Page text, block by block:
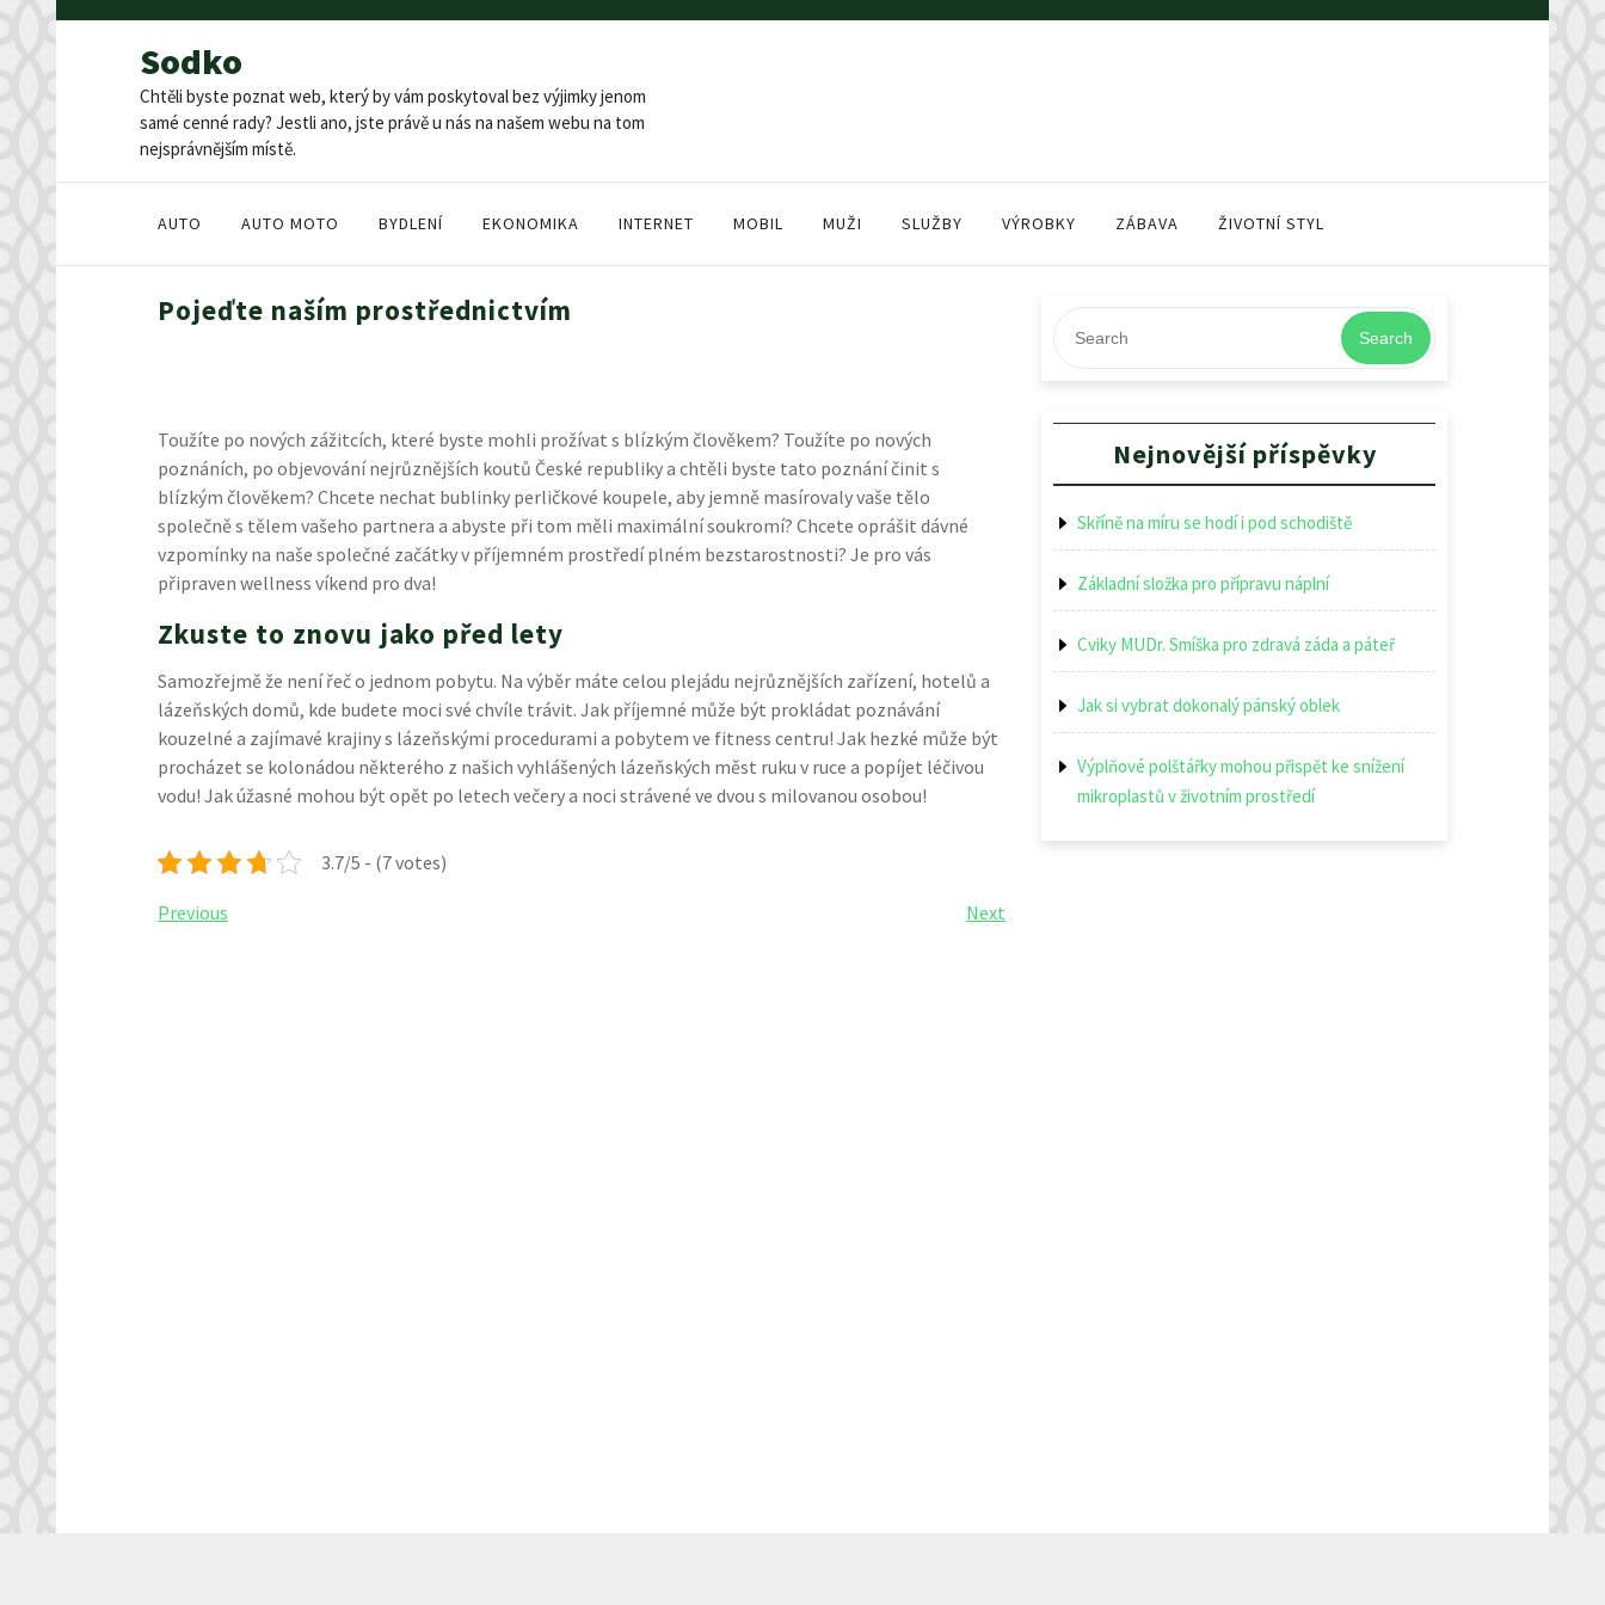
Sodko
Chtěli byste poznat web, který by vám poskytoval bez výjimky jenom
samé cenné rady? Jestli ano, jste právě u nás na našem webu na tom
nejsprávnějším místě.
AUTO AUTO MOTO BYDLENÍ EKONOMIKA INTERNET MOBIL MUŽI SLUŽBY VÝROBKY ZÁBAVA ŽIVOTNÍ STYL
Pojeďte naším prostřednictvím
Toužíte po nových zážitcích, které byste mohli prožívat s blízkým člověkem? Toužíte po nových
poznáních, po objevování nejrůznějších koutů České republiky a chtěli byste tato poznání činit s
blízkým člověkem? Chcete nechat bublinky perličkové koupele, aby jemně masírovaly vaše tělo
společně s tělem vašeho partnera a abyste při tom měli maximální soukromí? Chcete oprášit dávné
vzpomínky na naše společné začátky v příjemném prostředí plném bezstarostnosti? Je pro vás
připraven wellness víkend pro dva!
Zkuste to znovu jako před lety
Samozřejmě že není řeč o jednom pobytu. Na výběr máte celou plejádu nejrůznějších zařízení, hotelů a
lázeňských domů, kde budete moci své chvíle trávit. Jak příjemné může být prokládat poznávání
kouzelné a zajímavé krajiny s lázeňskými procedurami a pobytem ve fitness centru! Jak hezké může být
procházet se kolonádou některého z našich vyhlášených lázeňských měst ruku v ruce a popíjet léčivou
vodu! Jak úžasné mohou být opět po letech večery a noci strávené ve dvou s milovanou osobou!
3.7/5 - (7 votes)
Navigace
Previous
Previous
Next
Next
Search
Nejnovější příspěvky
Skříně na míru se hodí i pod schodiště
Základní složka pro přípravu náplní
Cviky MUDr. Smíška pro zdravá záda a páteř
Jak si vybrat dokonalý pánský oblek
Výplňové polštářky mohou přispět ke snížení
mikroplastů v životním prostředí